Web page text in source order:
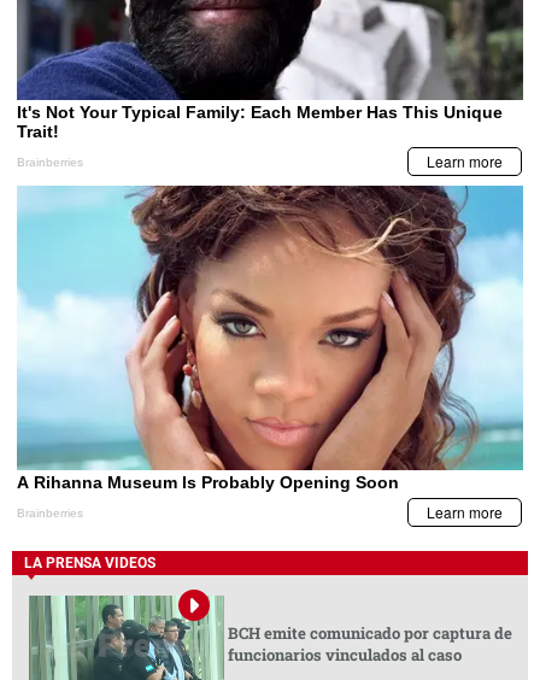
LA PRENSA VIDEOS
BCH emite comunicado por captura de
funcionarios vinculados al caso